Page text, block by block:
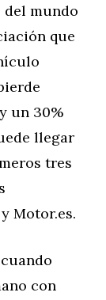
del mundo
que
un 30%
llegar
tres
Motor.es.
con